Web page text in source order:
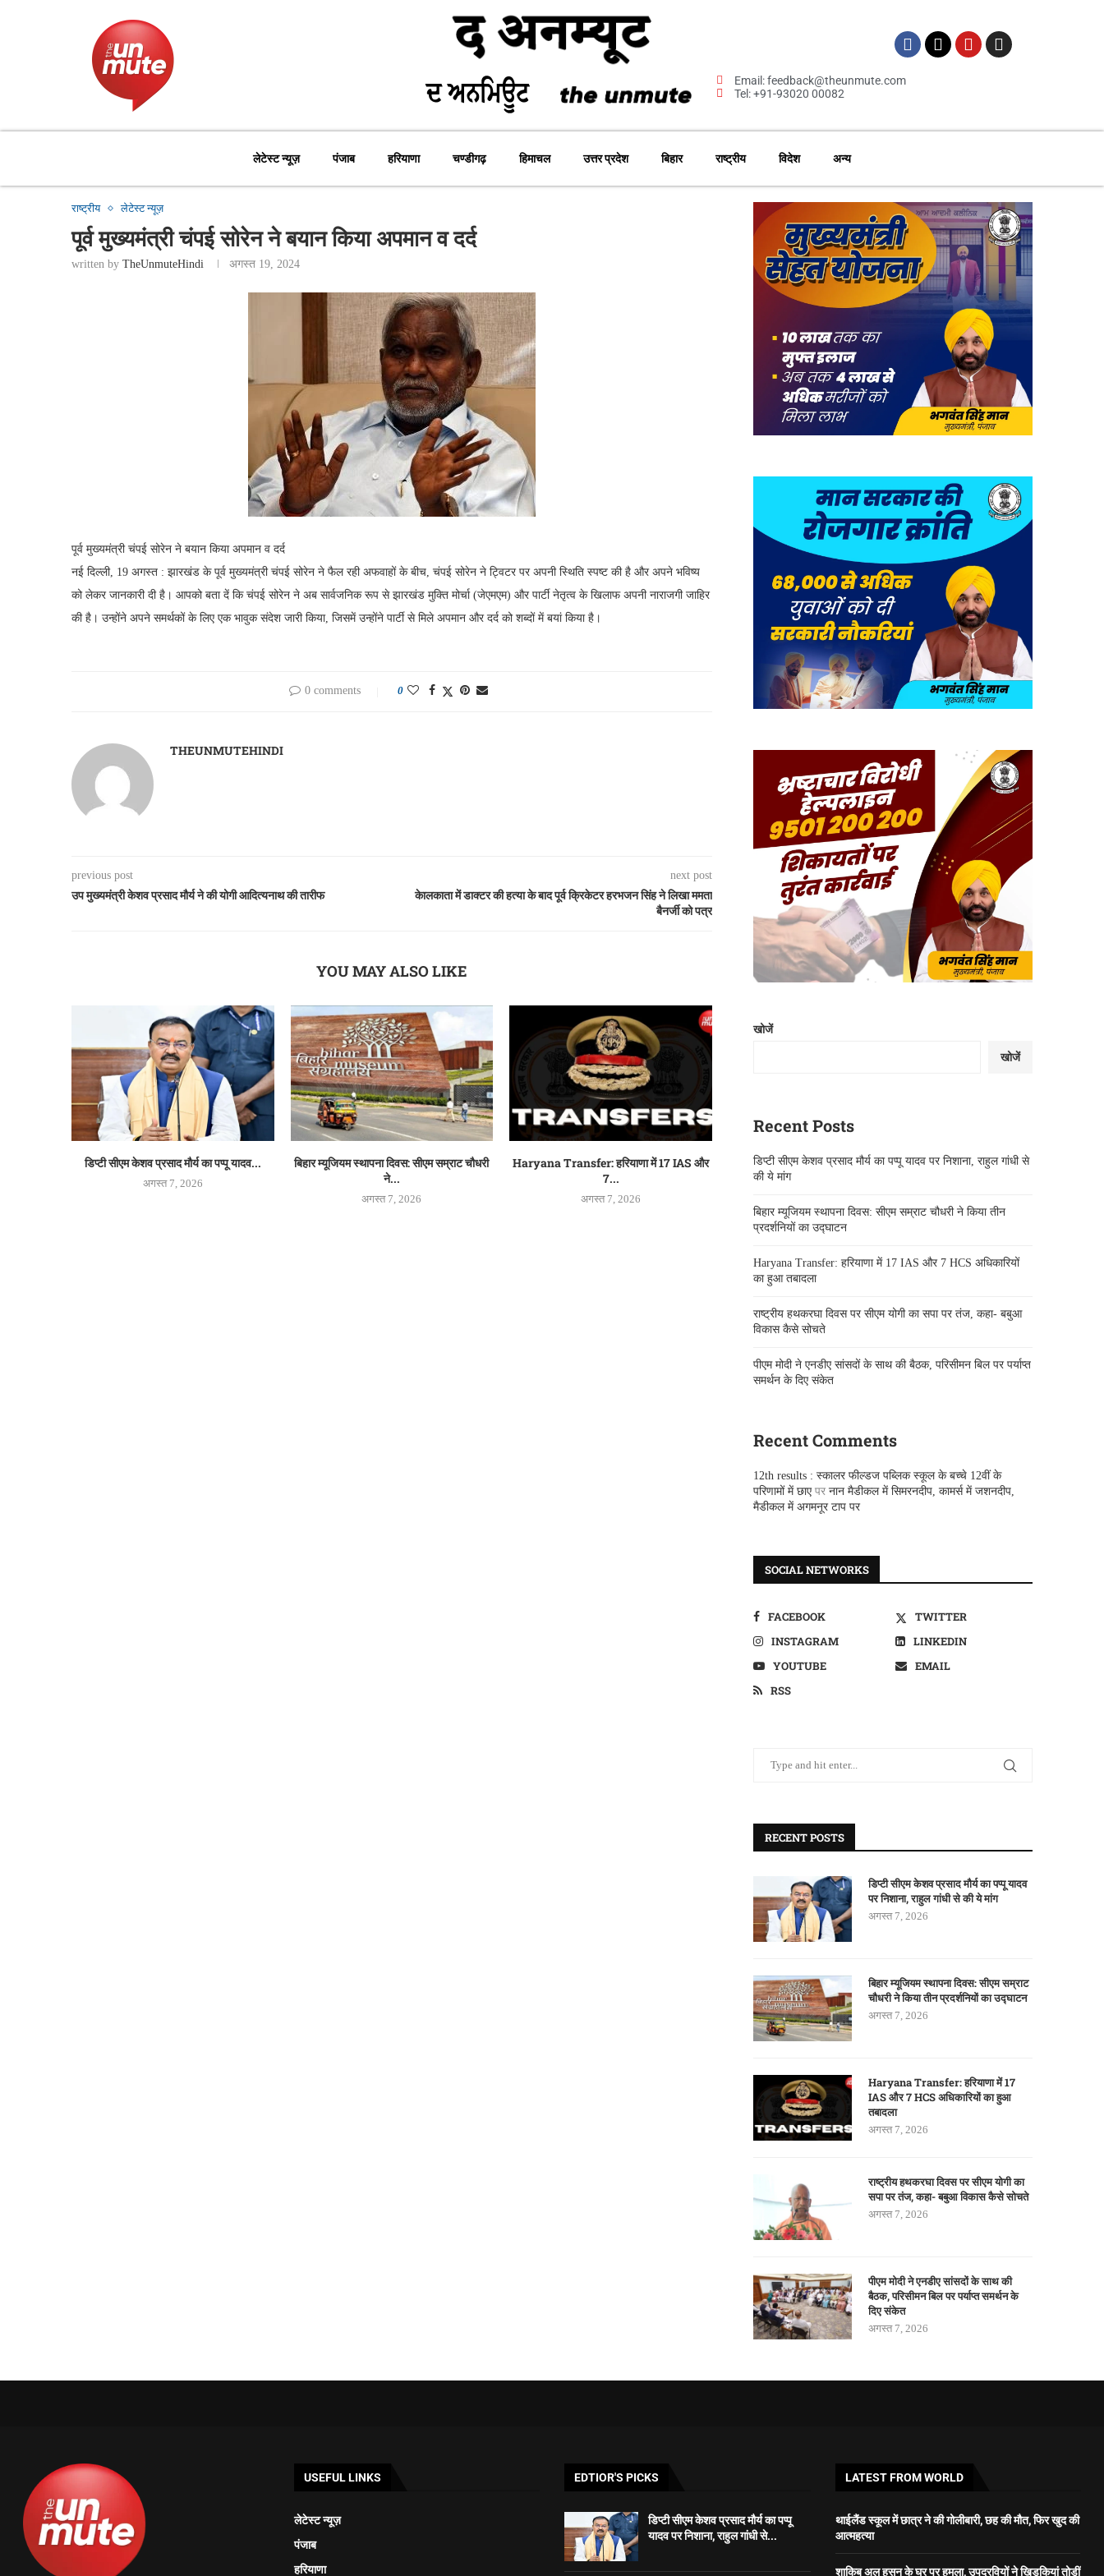
Email: feedback@theunmute.com
Tel: +91-93020 00082
लेटेस्ट न्यूज़ पंजाब हरियाणा चण्डीगढ़ हिमाचल उत्तर प्रदेश बिहार राष्ट्रीय विदेश अन्य
राष्ट्रीय लेटेस्ट न्यूज़
पूर्व मुख्यमंत्री चंपई सोरेन ने बयान किया अपमान व दर्द
written by TheUnmuteHindi अगस्त 19, 2024
पूर्व मुख्यमंत्री चंपई सोरेन ने बयान किया अपमान व दर्द
नई दिल्ली, 19 अगस्त : झारखंड के पूर्व मुख्यमंत्री चंपई सोरेन ने फैल रही अफवाहों के बीच, चंपई सोरेन ने ट्विटर पर अपनी स्थिति स्पष्ट की है और अपने भविष्य
को लेकर जानकारी दी है। आपको बता दें कि चंपई सोरेन ने अब सार्वजनिक रूप से झारखंड मुक्ति मोर्चा (जेएमएम) और पार्टी नेतृत्व के खिलाफ अपनी नाराजगी जाहिर
की है। उन्होंने अपने समर्थकों के लिए एक भावुक संदेश जारी किया, जिसमें उन्होंने पार्टी से मिले अपमान और दर्द को शब्दों में बयां किया है।
0 comments 0
THEUNMUTEHINDI
previous post
उप मुख्यमंत्री केशव प्रसाद मौर्य ने की योगी आदित्यनाथ की तारीफ
next post
केालकाता में डाक्टर की हत्या के बाद पूर्व क्रिकेटर हरभजन सिंह ने लिखा ममता
बैनर्जी को पत्र
YOU MAY ALSO LIKE
डिप्टी सीएम केशव प्रसाद मौर्य का पप्पू यादव...
अगस्त 7, 2026
बिहार म्यूजियम स्थापना दिवस: सीएम सम्राट चौधरी
ने...
अगस्त 7, 2026
Haryana Transfer: हरियाणा में 17 IAS और
7...
अगस्त 7, 2026
खोजें
खोजें
Recent Posts
डिप्टी सीएम केशव प्रसाद मौर्य का पप्पू यादव पर निशाना, राहुल गांधी से
की ये मांग
बिहार म्यूजियम स्थापना दिवस: सीएम सम्राट चौधरी ने किया तीन
प्रदर्शनियों का उद्घाटन
Haryana Transfer: हरियाणा में 17 IAS और 7 HCS अधिकारियों
का हुआ तबादला
राष्ट्रीय हथकरघा दिवस पर सीएम योगी का सपा पर तंज, कहा- बबुआ
विकास कैसे सोचते
पीएम मोदी ने एनडीए सांसदों के साथ की बैठक, परिसीमन बिल पर पर्याप्त
समर्थन के दिए संकेत
Recent Comments
12th results : स्कालर फील्डज पब्लिक स्कूल के बच्चे 12वीं के
परिणामों में छाएपर नान मैडीकल में सिमरनदीप, कामर्स में जशनदीप,
मैडीकल में अगमनूर टाप पर
SOCIAL NETWORKS
FACEBOOK
TWITTER
INSTAGRAM
LINKEDIN
YOUTUBE
EMAIL
RSS
RECENT POSTS
डिप्टी सीएम केशव प्रसाद मौर्य का पप्पू यादव
पर निशाना, राहुल गांधी से की ये मांग
अगस्त 7, 2026
बिहार म्यूजियम स्थापना दिवस: सीएम सम्राट
चौधरी ने किया तीन प्रदर्शनियों का उद्घाटन
अगस्त 7, 2026
Haryana Transfer: हरियाणा में 17
IAS और 7 HCS अधिकारियों का हुआ
तबादला
अगस्त 7, 2026
राष्ट्रीय हथकरघा दिवस पर सीएम योगी का
सपा पर तंज, कहा- बबुआ विकास कैसे सोचते
अगस्त 7, 2026
पीएम मोदी ने एनडीए सांसदों के साथ की
बैठक, परिसीमन बिल पर पर्याप्त समर्थन के
दिए संकेत
अगस्त 7, 2026
USEFUL LINKS
लेटेस्ट न्यूज़
पंजाब
हरियाणा
EDTIOR'S PICKS
डिप्टी सीएम केशव प्रसाद मौर्य का पप्पू
यादव पर निशाना, राहुल गांधी से...
LATEST FROM WORLD
थाईलैंड स्कूल में छात्र ने की गोलीबारी, छह की मौत, फिर खुद की
आत्महत्या
शाकिब अल हसन के घर पर हमला, उपद्रवियों ने खिड़कियां तोड़ीं